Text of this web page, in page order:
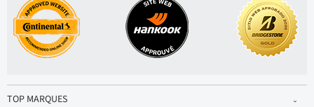
TOP MARQUES